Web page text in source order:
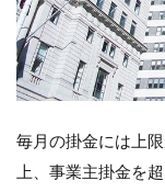
毎月の掛金には上
上、事業主掛金を